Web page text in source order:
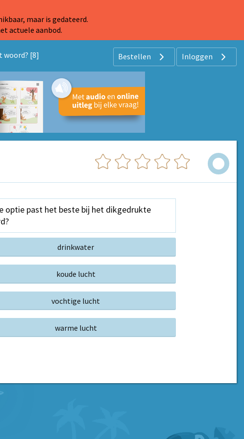
maar is gedateerd.
actuele aanbod.
woord? [8] Bestellen Inloggen
optie past het beste bij het dikgedrukte
drinkwater
koude lucht
vochtige lucht
warme lucht